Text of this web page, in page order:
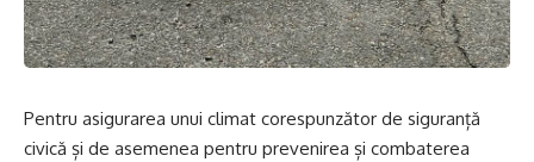
Pentru asigurarea unui climat corespunzător de siguranță
civică și de asemenea pentru prevenirea și combaterea